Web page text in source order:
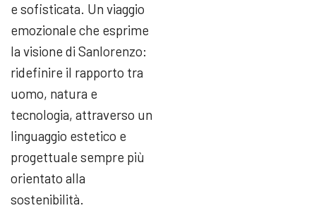
e sofisticata. Un viaggio
emozionale che esprime
la visione di Sanlorenzo:
ridefinire il rapporto tra
uomo, natura e
tecnologia, attraverso un
linguaggio estetico e
progettuale sempre più
orientato alla
sostenibilità.